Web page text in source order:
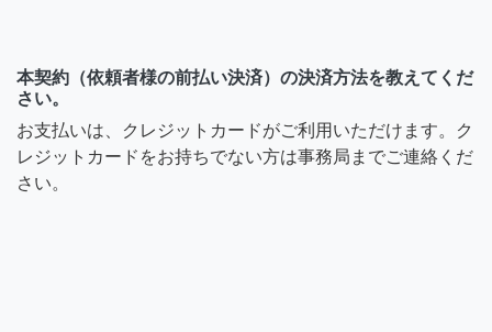
本契約（依頼者様の前払い決済）の決済方法を教えてくだ
さい。
お支払いは、クレジットカードがご利用いただけます。ク
レジットカードをお持ちでない方は事務局までご連絡くだ
さい。